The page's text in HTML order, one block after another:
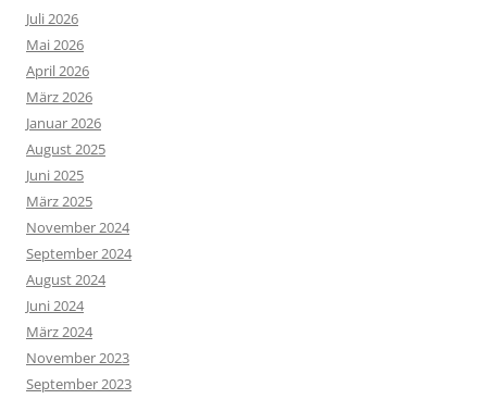
Juli 2026
Mai 2026
April 2026
März 2026
Januar 2026
August 2025
Juni 2025
März 2025
November 2024
September 2024
August 2024
Juni 2024
März 2024
November 2023
September 2023